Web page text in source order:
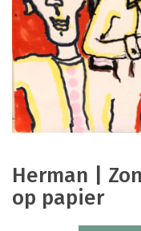
Herman |
op papier